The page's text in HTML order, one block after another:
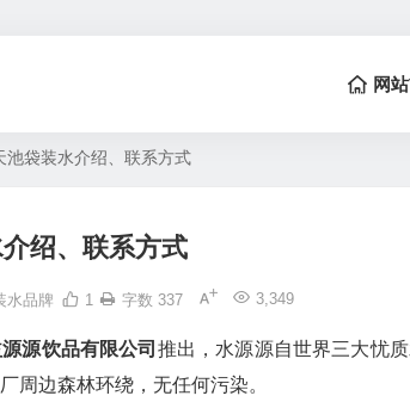
网
池袋装水介绍、联系方式
绍、联系方式
水品牌 3,349
1 字数 337
源饮品有限公司 推出，水源源自世界三大忧
周边森林环绕，无任何污染。